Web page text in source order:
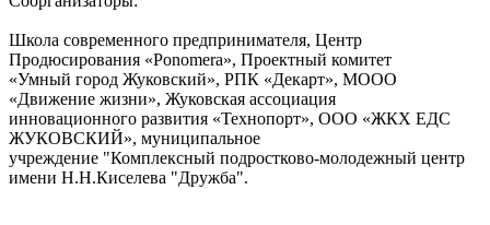
Школа современного предпринимателя, Центр
Продюсирования «Ponomera», Проектный комитет
«Умный город Жуковский», РПК «Декарт», МООО
«Движение жизни», Жуковская ассоциация
инновационного развития «Технопорт», ООО «ЖКХ ЕДС
ЖУКОВСКИЙ», муниципальное
учреждение "Комплексный подростково-молодежный центр
имени Н.Н.Киселева "Дружба".